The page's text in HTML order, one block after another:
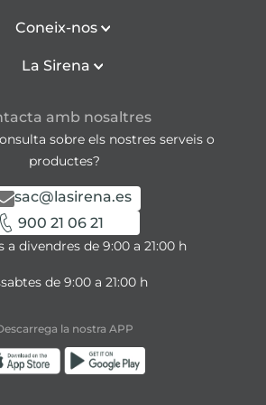
Coneix-nos
La Sirena
amb nosaltres
sobre els nostres serveis o
productes?
sac@lasirena.es
900 21 06 21
a divendres de 9:00 a 21:00 h
de 9:00 a 21:00 h
la nostra APP